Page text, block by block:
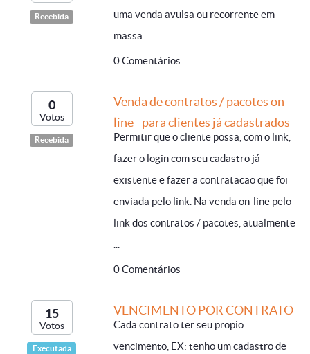
Recebida
uma venda avulsa ou recorrente em
massa.
0 Comentários
0
Votos
Recebida
Venda de contratos / pacotes on
line - para clientes já cadastrados
Permitir que o cliente possa, com o link,
fazer o login com seu cadastro já
existente e fazer a contratacao que foi
enviada pelo link. Na venda on-line pelo
link dos contratos / pacotes, atualmente
0 Comentários
15
Votos
Executada
VENCIMENTO POR CONTRATO
Cada contrato ter seu propio
vencimento, EX: tenho um cadastro de